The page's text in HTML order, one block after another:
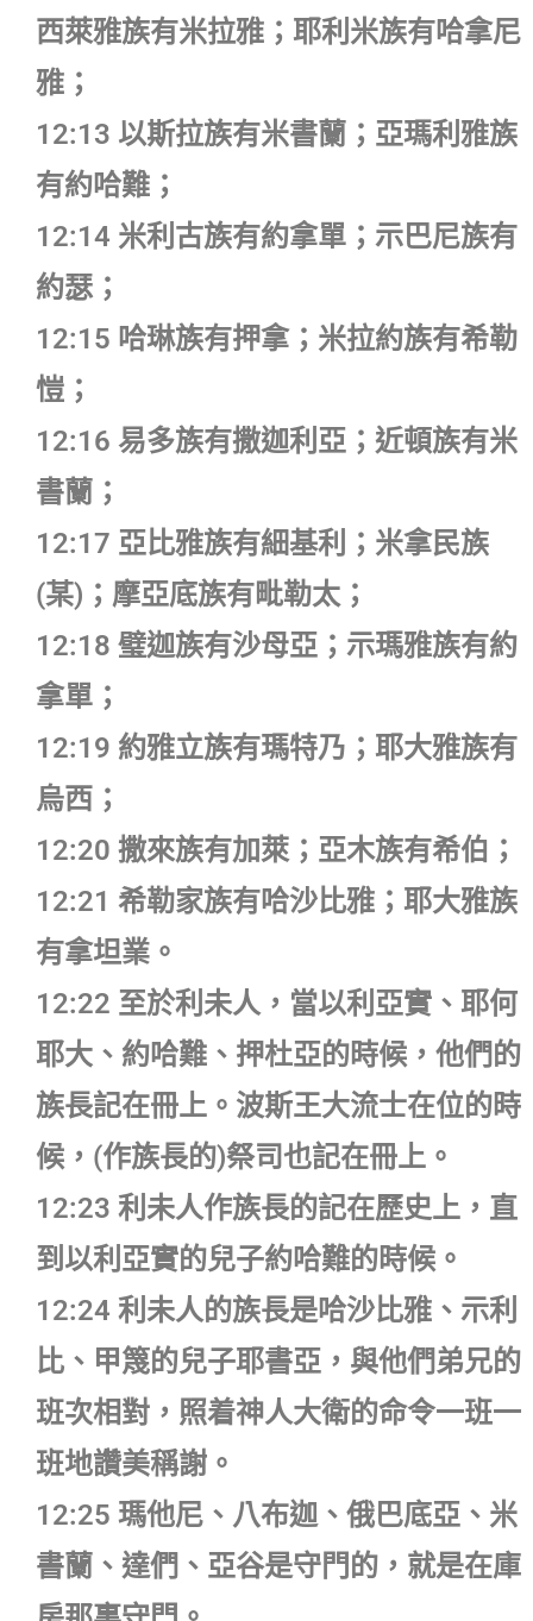
西萊雅族有米拉雅；耶利米族有哈拿尼
雅；
12:13 以斯拉族有米書蘭；亞瑪利雅族
有約哈難；
12:14 米利古族有約拿單；示巴尼族有
約瑟；
12:15 哈琳族有押拿；米拉約族有希勒
愷；
12:16 易多族有撒迦利亞；近頓族有米
書蘭；
12:17 亞比雅族有細基利；米拿民族
(某)；摩亞底族有毗勒太；
12:18 璧迦族有沙母亞；示瑪雅族有約
拿單；
12:19 約雅立族有瑪特乃；耶大雅族有
烏西；
12:20 撒來族有加萊；亞木族有希伯；
12:21 希勒家族有哈沙比雅；耶大雅族
有拿坦業。
12:22 至於利未人，當以利亞實、耶何
耶大、約哈難、押杜亞的時候，他們的
族長記在冊上。波斯王大流士在位的時
候，(作族長的)祭司也記在冊上。
12:23 利未人作族長的記在歷史上，直
到以利亞實的兒子約哈難的時候。
12:24 利未人的族長是哈沙比雅、示利
比、甲篾的兒子耶書亞，與他們弟兄的
班次相對，照着神人大衛的命令一班一
班地讚美稱謝。
12:25 瑪他尼、八布迦、俄巴底亞、米
書蘭、達們、亞谷是守門的，就是在庫